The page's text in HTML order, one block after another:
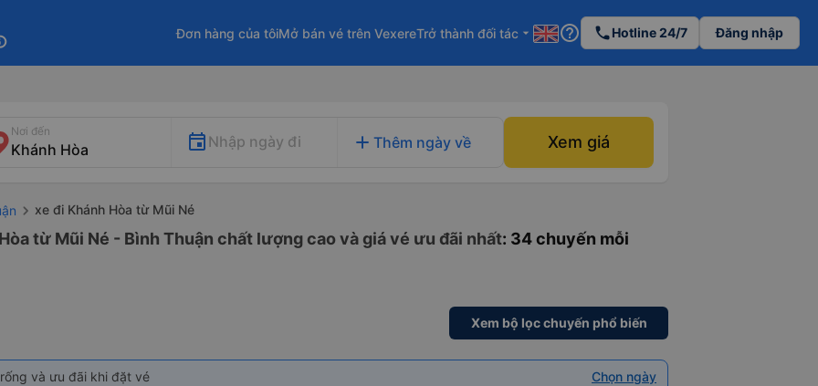
Đơn hàng của tôiMở bán vé trên VexereTrở thành đối tác arrow_drop_down help_outline phoneHotline 24/7 Đăng nhập
Nơi đến
Nhập ngày đi add Thêm ngày về Xem giá
xe đi Khánh Hòa từ Mũi Né
từ Mũi Né - Bình Thuận chất lượng cao và giá vé ưu đãi nhất: 34 chuyến mỗi
Xem bộ lọc chuyến phổ biến
và ưu đãi khi đặt vé Chọn ngày